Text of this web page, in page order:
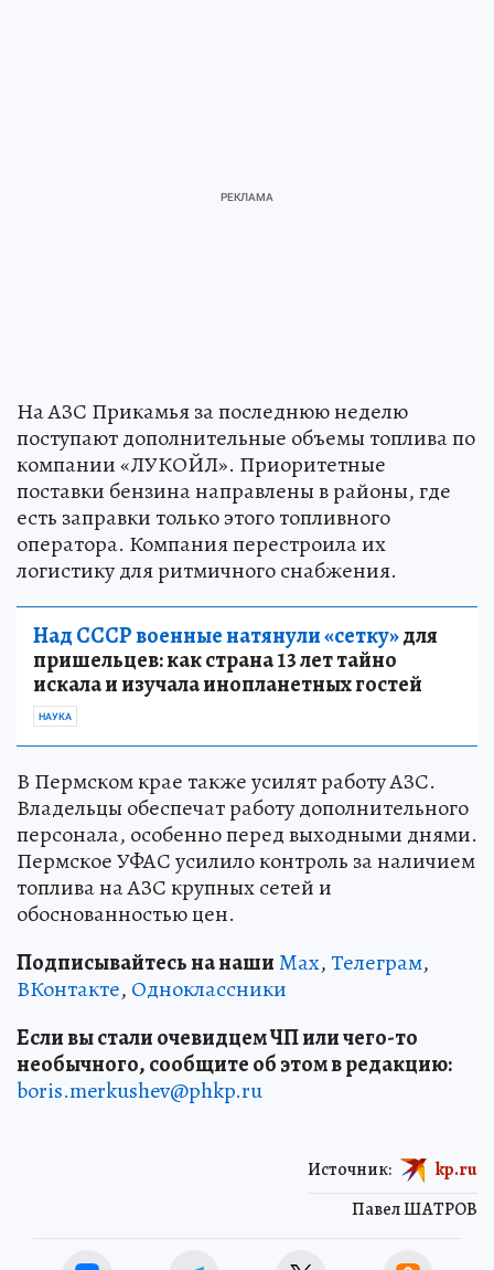
На АЗС Прикамья за последнюю неделю
поступают дополнительные объемы топлива по
компании «ЛУКОЙЛ». Приоритетные
поставки бензина направлены в районы, где
есть заправки только этого топливного
оператора. Компания перестроила их
логистику для ритмичного снабжения.
Над СССР военные натянули «сетку»для
пришельцев: как страна 13 лет тайно
искала и изучала инопланетных гостей
НАУКА
В Пермском крае также усилят работу АЗС.
Владельцы обеспечат работу дополнительного
персонала, особенно перед выходными днями.
Пермское УФАС усилило контроль за наличием
топлива на АЗС крупных сетей и
обоснованностью цен.
Подписывайтесь на нашиMax,Телеграм,
ВКонтакте, Одноклассники
Если вы стали очевидцем ЧП или чего-то
необычного, сообщите об этом в редакцию:
boris.merkushev@phkp.ru
Павел ШАТРОВ
Источник: kp.ru